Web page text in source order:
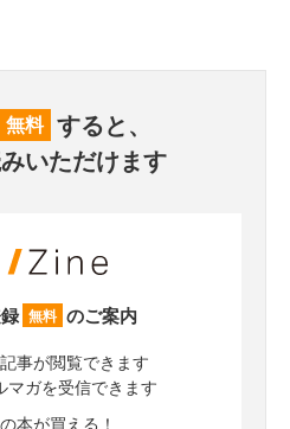
無料 すると、
いただけます
無料 のご案内
事が閲覧できます
マガを受信できます
本が買える！